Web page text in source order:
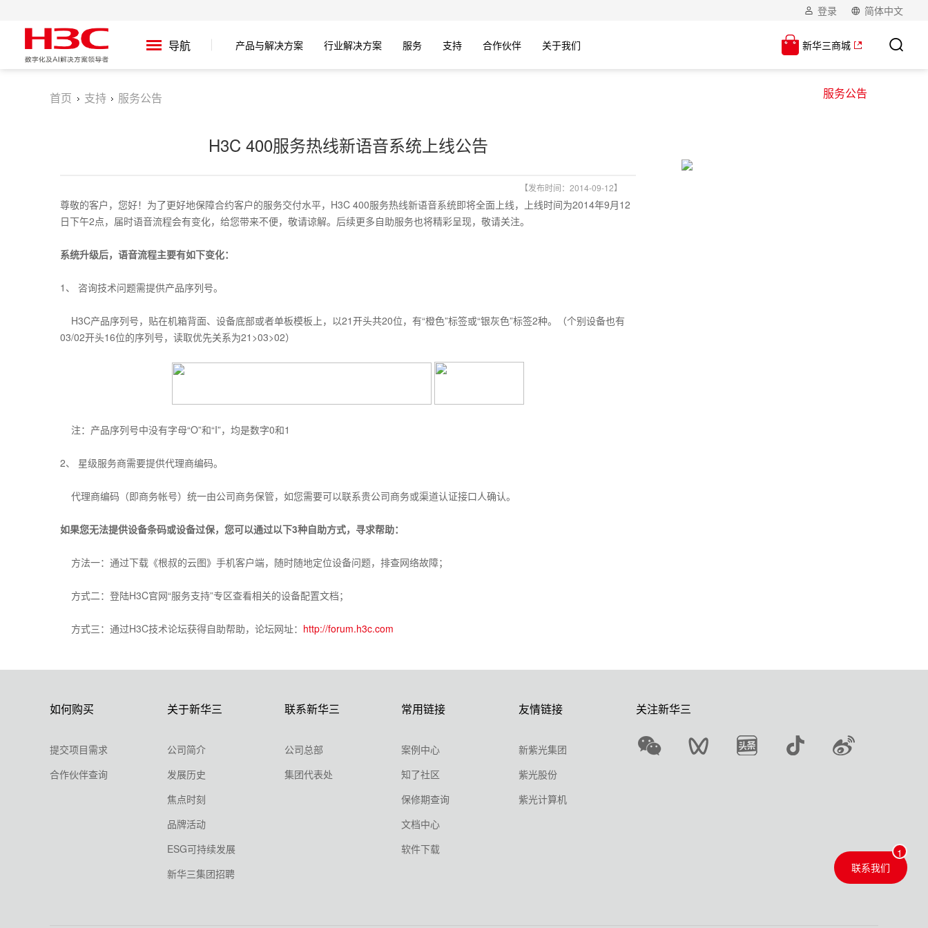
登录 简体中文
导航 产品与解决方案 行业解决方案 服务 支持 合作伙伴 关于我们 新华三商城
服务公告
首页 支持 服务公告
H3C 400服务热线新语音系统上线公告
【发布时间：2014-09-12】
尊敬的客户，您好！为了更好地保障合约客户的服务交付水平，H3C 400服务热线新语音系统即将全面上线，上线时间为2014年9月12
日下午2点，届时语音流程会有变化，给您带来不便，敬请谅解。后续更多自助服务也将精彩呈现，敬请关注。
系统升级后，语音流程主要有如下变化：
1、 咨询技术问题需提供产品序列号。
H3C产品序列号，贴在机箱背面、设备底部或者单板模板上，以21开头共20位，有“橙色”标签或“银灰色”标签2种。（个别设备也有
03/02开头16位的序列号，读取优先关系为21>03>02）
注：产品序列号中没有字母“O”和“I”，均是数字0和1
2、 星级服务商需要提供代理商编码。
代理商编码（即商务帐号）统一由公司商务保管，如您需要可以联系贵公司商务或渠道认证接口人确认。
如果您无法提供设备条码或设备过保，您可以通过以下3种自助方式，寻求帮助：
方法一：通过下载《根叔的云图》手机客户端，随时随地定位设备问题，排查网络故障；
方式二：登陆H3C官网“服务支持”专区查看相关的设备配置文档；
方式三：通过H3C技术论坛获得自助帮助，论坛网址： http://forum.h3c.com
如何购买
提交项目需求
合作伙伴查询
关于新华三
公司简介
发展历史
焦点时刻
品牌活动
ESG可持续发展
新华三集团招聘
联系新华三
公司总部
集团代表处
常用链接
案例中心
知了社区
保修期查询
文档中心
软件下载
友情链接
新紫光集团
紫光股份
紫光计算机
关注新华三
联系我们